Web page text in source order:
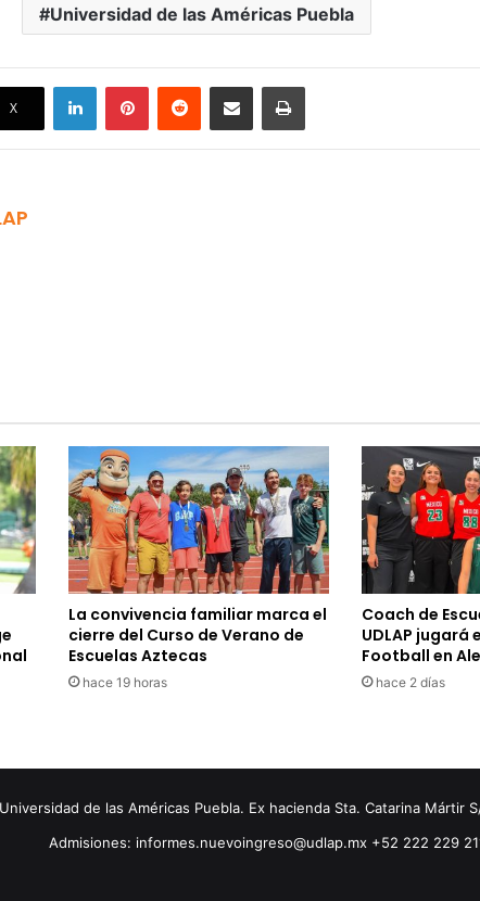
Universidad de las Américas Puebla
X
LinkedInPinterestReddit Share via Email Print
La convivencia familiar marca el
cierre del Curso de Verano de
Escuelas Aztecas
hace 19 horas
Coach de
UDLAP jugará
Football en
hace 2 días
de las Américas Puebla. Ex hacienda Sta. Catarina Mártir
Admisiones: informes.nuevoingreso@udlap.mx +52 222 229